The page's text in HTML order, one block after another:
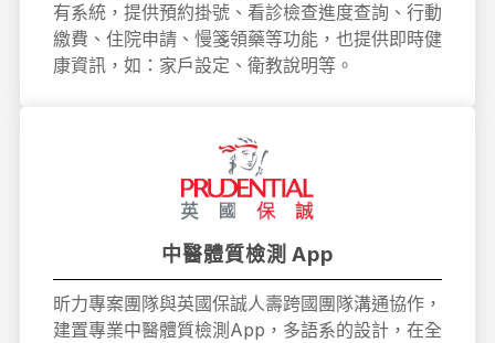
有系統，提供預約掛號、看診檢查進度查詢、行動
繳費、住院申請、慢箋領藥等功能，也提供即時健
康資訊，如：家戶設定、衛教說明等。
中醫體質檢測 App
昕力專案團隊與英國保誠人壽跨國團隊溝通協作，
建置專業中醫體質檢測App，多語系的設計，在全